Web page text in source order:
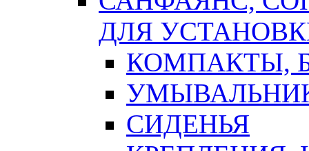
ДЛЯ
КОМПАКТЫ,
СИДЕНЬЯ